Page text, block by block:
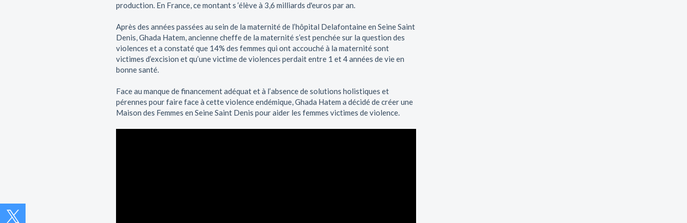
production. En France, ce montant s ‘élève à 3,6 milliards d'euros par an.
Après des années passées au sein de la maternité de l’hôpital Delafontaine en Seine Saint
Denis, Ghada Hatem, ancienne cheffe de la maternité s’est penchée sur la question des
violences et a constaté que 14% des femmes qui ont accouché à la maternité sont
victimes d’excision et qu’une victime de violences perdait entre 1 et 4 années de vie en
bonne santé.
Face au manque de financement adéquat et à l’absence de solutions holistiques et
pérennes pour faire face à cette violence endémique, Ghada Hatem a décidé de créer une
Maison des Femmes en Seine Saint Denis pour aider les femmes victimes de violence.